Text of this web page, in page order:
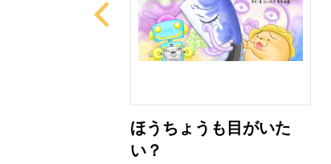
ほうちょうも目がいた
い？